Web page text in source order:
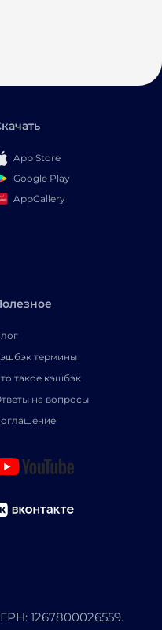
App Store
Google Play
AppGallery
термины
такое кэшбэк
на вопросы
1267800026559.